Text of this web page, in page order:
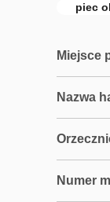
piec
Miejsce
Nazwa
Numer